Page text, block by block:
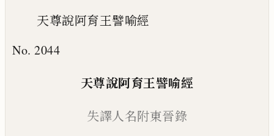
天尊說阿育王譬喻經
No. 2044
天尊說阿育王譬喻經
失譯人名附東晉錄